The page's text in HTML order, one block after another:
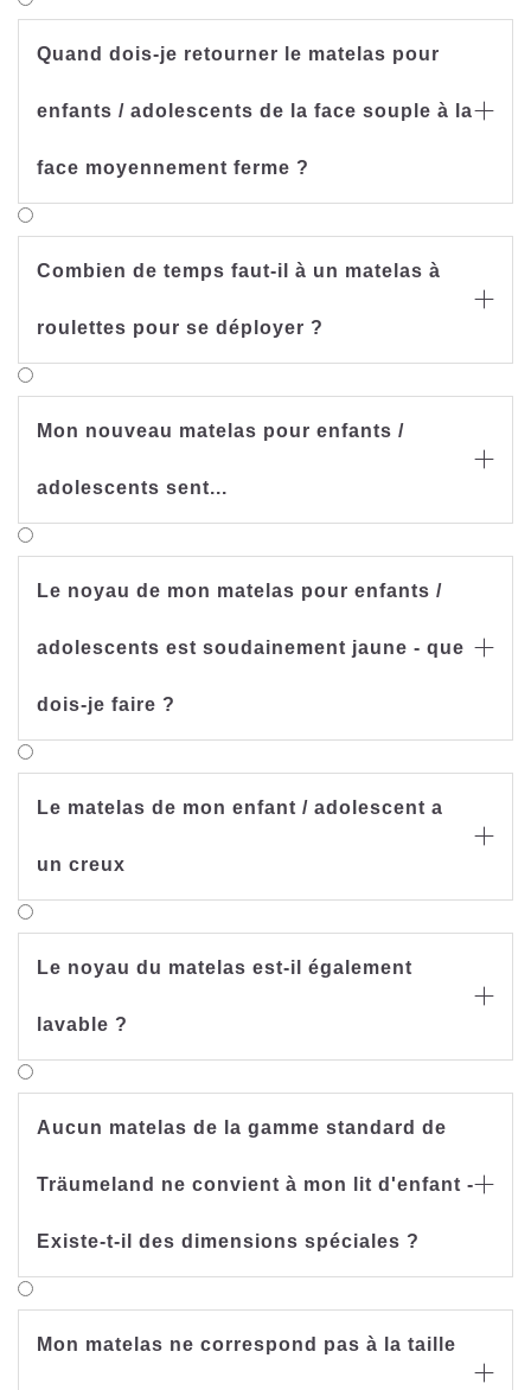
Quand dois-je retourner le matelas pour
enfants / adolescents de la face souple à la
face moyennement ferme ?

Combien de temps faut-il à un matelas à
roulettes pour se déployer ?

Mon nouveau matelas pour enfants /
adolescents sent...

Le noyau de mon matelas pour enfants /
adolescents est soudainement jaune - que
dois-je faire ?

Le matelas de mon enfant / adolescent a
un creux

Le noyau du matelas est-il également
lavable ?

Aucun matelas de la gamme standard de
Träumeland ne convient à mon lit d'enfant -
Existe-t-il des dimensions spéciales ?

Mon matelas ne correspond pas à la taille
